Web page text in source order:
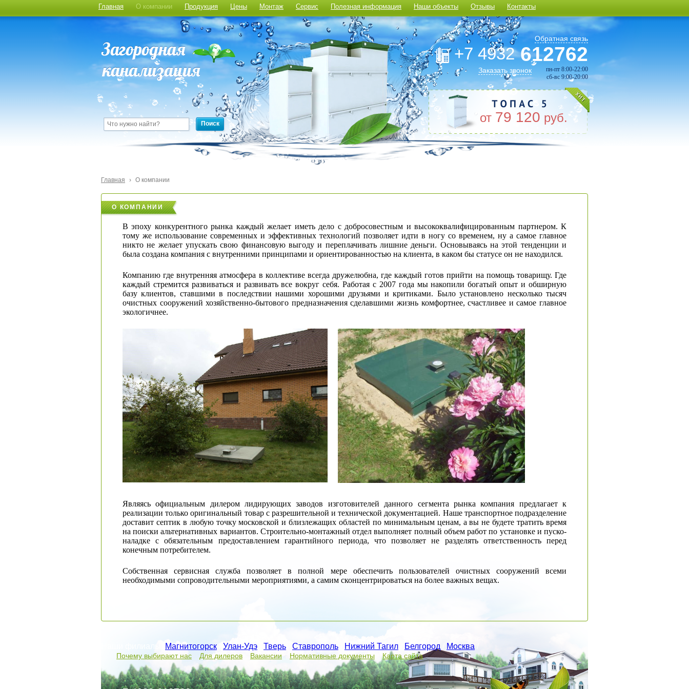
Главная О компании Продукция Цены Монтаж Сервис Полезная информация Наши объекты Отзывы Контакты
Поиск
Обратная связь
+7 4932612762
Заказать звонок
пн-пт 8:00-22:00
сб-вс 9:00-20:00
от 79 120 руб.
Главная › О компании
О КОМПАНИИ
В эпоху конкурентного рынка каждый желает иметь дело с добросовестным и высококвалифицированным партнером. К
тому же использование современных и эффективных технологий позволяет идти в ногу со временем, ну а самое главное
никто не желает упускать свою финансовую выгоду и переплачивать лишние деньги. Основываясь на этой тенденции и
была создана компания с внутренними принципами и ориентированностью на клиента, в каком бы статусе он не находился.
Компанию где внутренняя атмосфера в коллективе всегда дружелюбна, где каждый готов прийти на помощь товарищу. Где
каждый стремится развиваться и развивать все вокруг себя. Работая с 2007 года мы накопили богатый опыт и обширную
базу клиентов, ставшими в последствии нашими хорошими друзьями и критиками. Было установлено несколько тысяч
очистных сооружений хозяйственно-бытового предназначения сделавшими жизнь комфортнее, счастливее и самое главное
экологичнее.
Являясь официальным дилером лидирующих заводов изготовителей данного сегмента рынка компания предлагает к
реализации только оригинальный товар с разрешительной и технической документацией. Наше транспортное подразделение
доставит септик в любую точку московской и близлежащих областей по минимальным ценам, а вы не будете тратить время
на поиски альтернативных вариантов. Строительно-монтажный отдел выполняет полный объем работ по установке и пуско-
наладке с обязательным предоставлением гарантийного периода, что позволяет не разделять ответственность перед
конечным потребителем.
Собственная сервисная служба позволяет в полной мере обеспечить пользователей очистных сооружений всеми
необходимыми сопроводительными мероприятиями, а самим сконцентрироваться на более важных вещах.
Магнитогорск Улан-Удэ Тверь Ставрополь Нижний Тагил Белгород Москва
Почему выбирают нас Для дилеров Вакансии Нормативные документы Карта сайта